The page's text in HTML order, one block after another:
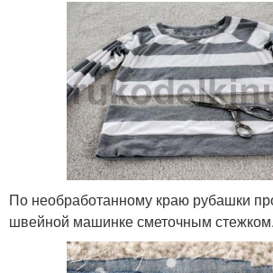
По необработанному краю рубашки
швейной машинке сметочным стежком.